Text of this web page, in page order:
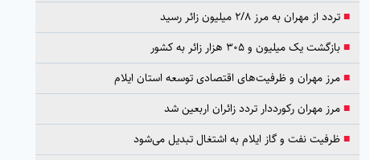
■تردد از مهران به مرز ۲/۸ میلیون زائر رسید
■بازگشت یک میلیون و ۳۰۵ هزار زائر به کشور
■مرز مهران و ظرفیت‌های اقتصادی توسعه استان ایلام
■مرز مهران رکورددار تردد زائران اربعین شد
■ظرفیت نفت و گاز ایلام به اشتغال تبدیل می‌شود